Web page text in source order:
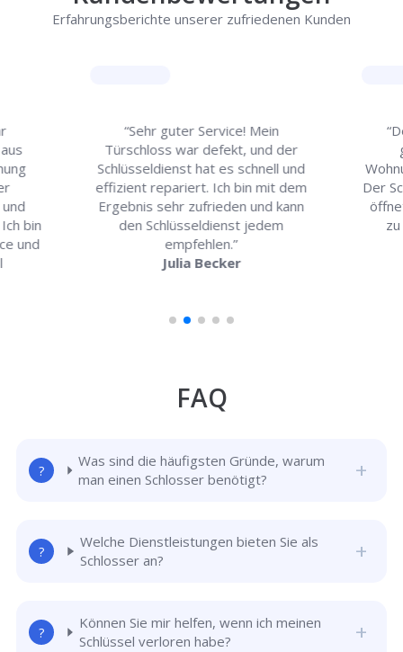
Erfahrungsberichte unserer zufriedenen Kunden
bin
und
“Sehr guter Service! Mein
Türschloss war defekt, und der
Schlüsseldienst hat es schnell und
effizient repariert. Ich bin mit dem
Ergebnis sehr zufrieden und kann
den Schlüsseldienst jedem
empfehlen.”
Julia Becker
Der
FAQ
Was sind die häufigsten Gründe, warum
man einen Schlosser benötigt?
Welche Dienstleistungen bieten Sie als
Schlosser an?
Können Sie mir helfen, wenn ich meinen
Schlüssel verloren habe?